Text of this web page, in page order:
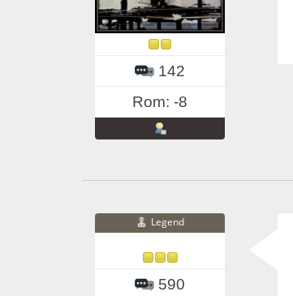
142
Rom: -8
Legend
590